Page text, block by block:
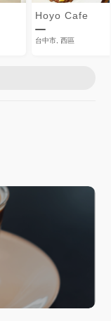
Hoyo Cafe
台中市, 西區